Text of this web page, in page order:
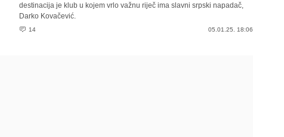
destinacija je klub u kojem vrlo važnu riječ ima slavni srpski napadač,
Darko Kovačević.
14 05.01.25. 18:06